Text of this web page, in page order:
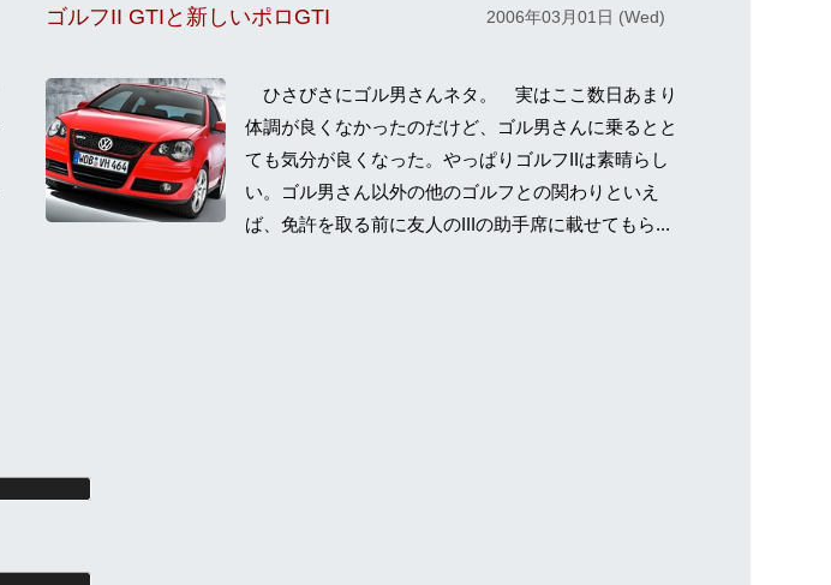
ゴルフII GTIと新しいポロGTI 2006年03月01日 (Wed)
ひさびさにゴル男さんネタ。 実はここ数日あまり
体調が良くなかったのだけど、ゴル男さんに乗るとと
ても気分が良くなった。やっぱりゴルフIIは素晴らし
い。ゴル男さん以外の他のゴルフとの関わりといえ
ば、免許を取る前に友人のIIIの助手席に載せてもら...